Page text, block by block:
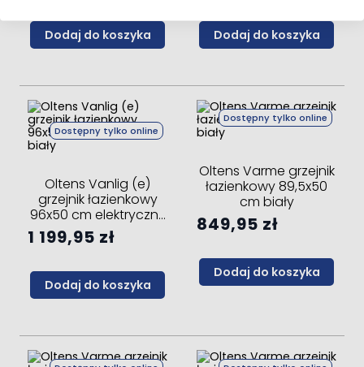
Dodaj do koszyka Dodaj do koszyka
Dostępny tylko online
Oltens Vanlig (e)
grzejnik łazienkowy
96x50 cm elektryczny
biały
1 199,95 zł
Dodaj do koszyka
Dostępny tylko online
Oltens Varme grzejnik
łazienkowy 89,5x50
cm biały
849,95 zł
Dodaj do koszyka